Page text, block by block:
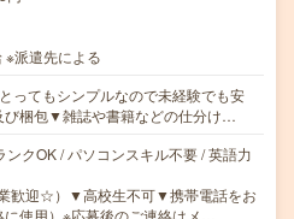
※派遣先による
ってもシンプルなので未経験でも安
梱包▼雑誌や書籍などの仕分け…
ンクOK / パソコンスキル不要 / 英語力
歓迎☆）▼高校生不可▼携帯電話をお
に使用）※応募後のご連絡はメ…